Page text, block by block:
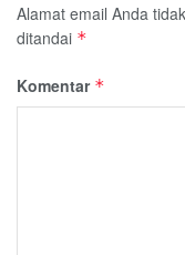
Alamat email Anda
ditandai *
Komentar *